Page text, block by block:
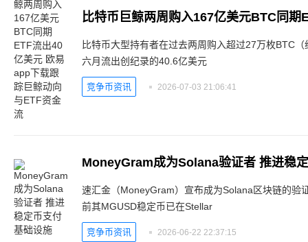
比特币大型持有者在过去两周购入超过27万枚BTC
六月流出创纪录的40.6亿美元
竞争币资讯 2026-07-03 21:06:41
MoneyGram成为Solana验证者 推进稳
速汇金（MoneyGram）宣布成为Solana区块链的验
前其MGUSD稳定币已在Stellar
竞争币资讯 2026-06-22 22:37:15